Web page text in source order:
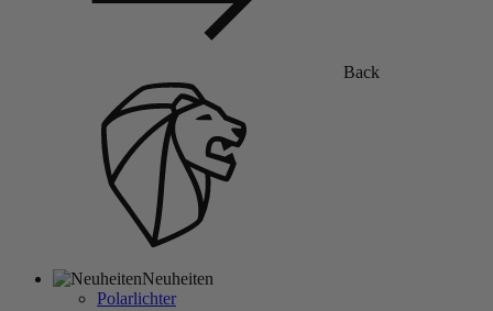
Back
Neuheiten
Polarlichter